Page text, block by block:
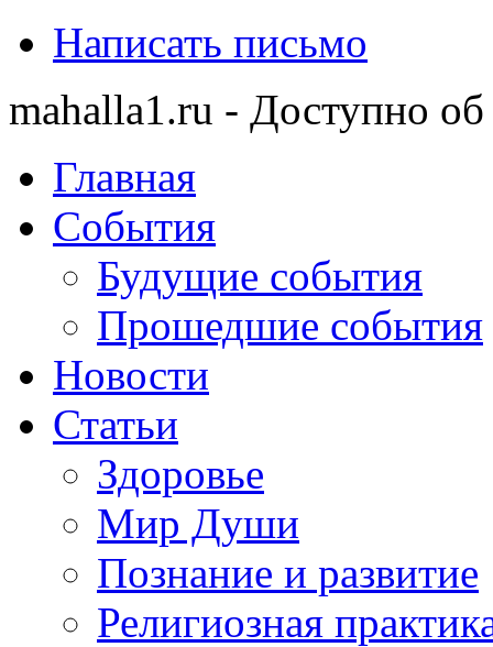
Написать письмо
mahalla1.ru - Доступно об
Главная
События
Будущие события
Прошедшие события
Новости
Статьи
Здоровье
Мир Души
Познание и развитие
Религиозная